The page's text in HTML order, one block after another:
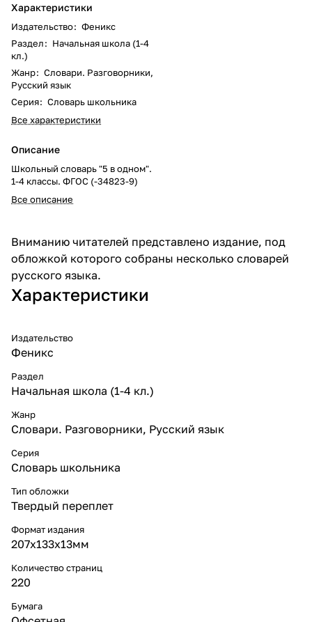
Характеристики
Издательство: Феникс
Раздел: Начальная школа (1-4
кл.)
Жанр: Словари. Разговорники,
Русский язык
Серия: Словарь школьника
Все характеристики
Описание
Школьный словарь "5 в одном".
1-4 классы. ФГОС (-34823-9)
Все описание
Вниманию читателей представлено издание, под
обложкой которого собраны несколько словарей
русского языка.
Характеристики
Издательство
Феникс
Раздел
Начальная школа (1-4 кл.)
Жанр
Словари. Разговорники, Русский язык
Серия
Словарь школьника
Тип обложки
Твердый переплет
Формат издания
207х133х13мм
Количество страниц
220
Бумага